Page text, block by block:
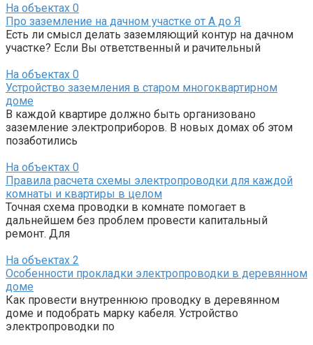
На объектах 0
Про заземление на дачном участке от А до Я
Есть ли смысл делать заземляющий контур на дачном
участке? Если Вы ответственный и рачительный
На объектах 0
Устройство заземления в старом многоквартирном
доме
В каждой квартире должно быть организовано
заземление электроприборов. В новых домах об этом
позаботились
На объектах 0
Правила расчета схемы электропроводки для каждой
комнаты и квартиры в целом
Точная схема проводки в комнате помогает в
дальнейшем без проблем провести капитальный
ремонт. Для
На объектах 2
Особенности прокладки электропроводки в деревянном
доме
Как провести внутреннюю проводку в деревянном
доме и подобрать марку кабеля. Устройство
электропроводки по